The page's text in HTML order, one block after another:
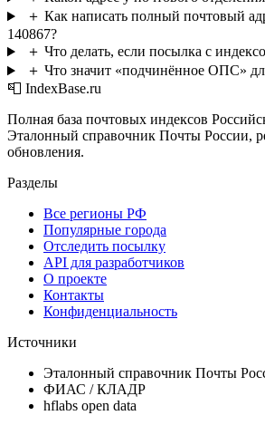
＋ Как написать полный почтовый
140867?
＋ Что делать, если посылка с
＋ Что значит «подчинённое ОПС»
📮 IndexBase.ru
Полная база почтовых индексов
Эталонный справочник Почты России,
обновления.
Разделы
Все регионы РФ
Популярные города
Отследить посылку
API для разработчиков
О проекте
Контакты
Конфиденциальность
Источники
Эталонный справочник Почты
ФИАС / КЛАДР
hflabs open data